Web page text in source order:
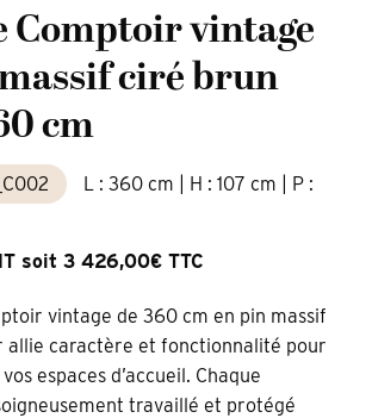
Comptoir vintage
ciré brun
cm
L : 360 cm | H : 107 cm | P :
soit 3 426,00€ TTC
vintage de 360 cm en pin massif
allie caractère et fonctionnalité pour
espaces d’accueil. Chaque
travaillé et protégé